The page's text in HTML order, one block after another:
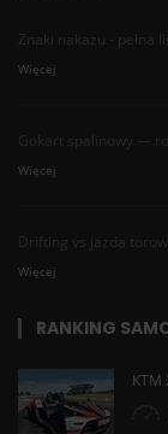
Znaki nakazu - pełna
Więcej
Gokart spalinowy —
Więcej
Drifting vs jazda
Więcej
RANKING
KTM